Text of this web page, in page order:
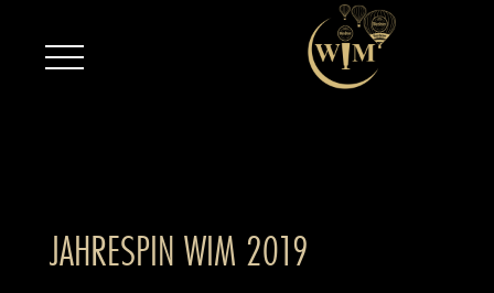
JAHRESPIN WIM 2019